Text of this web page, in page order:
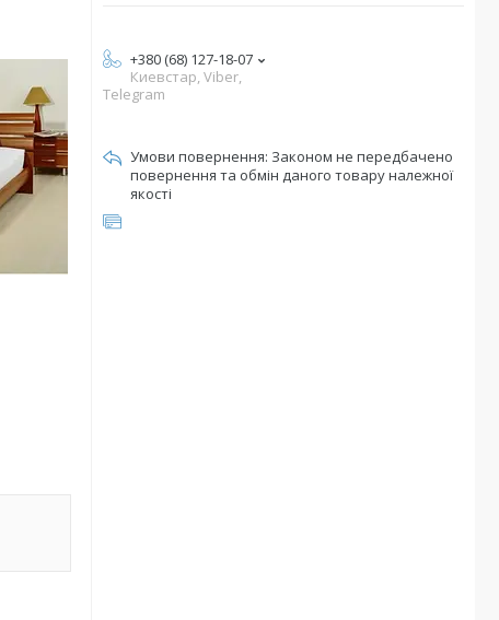
+380 (68) 127-18-07
Киевстар, Viber,
Telegram
Законом не передбачено
повернення та обмін даного товару належної
якості